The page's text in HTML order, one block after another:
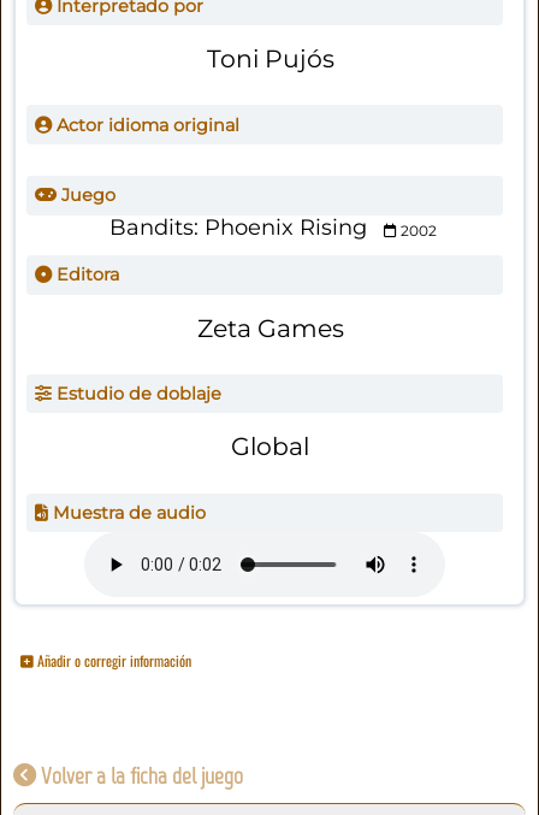
Interpretado por
Toni Pujós
Actor idioma original
Juego
Bandits: Phoenix Rising 2002
Editora
Zeta Games
Estudio de doblaje
Global
Muestra de audio
Añadir o corregir información
Volver a la ficha del juego